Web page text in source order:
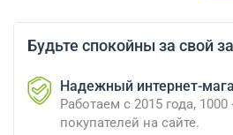
Будьте спокойны за свой
Надежный интернет-
Работаем с 2015 года,
покупателей на сайте.